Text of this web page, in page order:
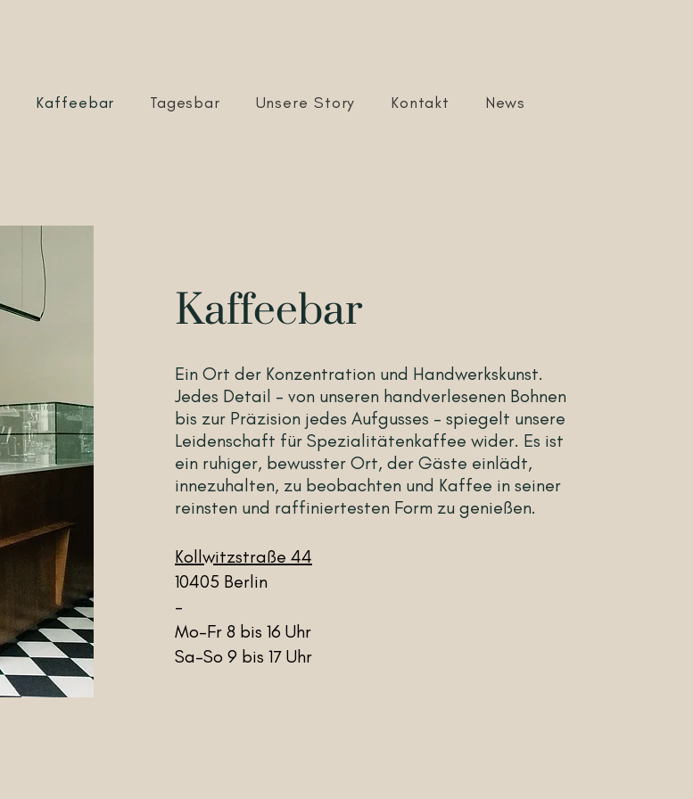
Kaffeebar Tagesbar Unsere Story Kontakt News
Kaffeebar
Ein Ort der Konzentration und Handwerkskunst.
Jedes Detail – von unseren handverlesenen Bohnen
bis zur Präzision jedes Aufgusses – spiegelt unsere
Leidenschaft für Spezialitätenkaffee wider. Es ist
ein ruhiger, bewusster Ort, der Gäste einlädt,
innezuhalten, zu beobachten und Kaffee in seiner
reinsten und raffiniertesten Form zu genießen.
Kollwitzstraße 44
10405 Berlin
-
Mo-Fr 8 bis 16 Uhr
Sa-So 9 bis 17 Uhr